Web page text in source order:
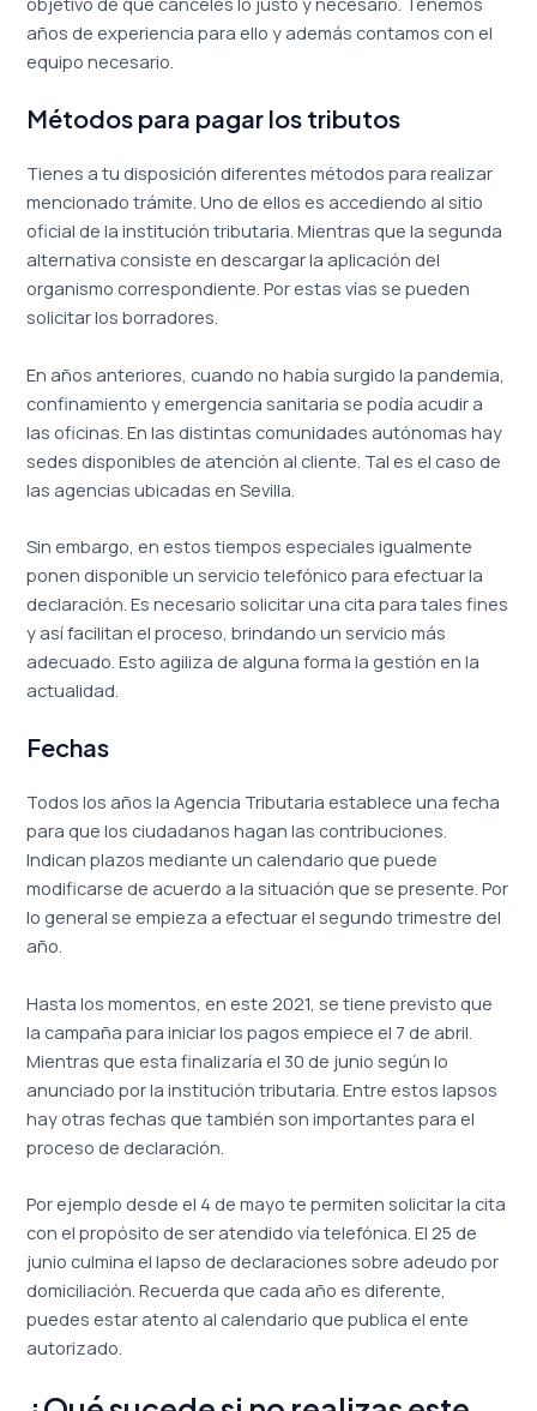
años de experiencia para ello y además contamos con el
equipo necesario.
Métodos para pagar los tributos
Tienes a tu disposición diferentes métodos para realizar
mencionado trámite. Uno de ellos es accediendo al sitio
oficial de la institución tributaria. Mientras que la segunda
alternativa consiste en descargar la aplicación del
organismo correspondiente. Por estas vías se pueden
solicitar los borradores.
En años anteriores, cuando no había surgido la pandemia,
confinamiento y emergencia sanitaria se podía acudir a
las oficinas. En las distintas comunidades autónomas hay
sedes disponibles de atención al cliente. Tal es el caso de
las agencias ubicadas en Sevilla.
Sin embargo, en estos tiempos especiales igualmente
ponen disponible un servicio telefónico para efectuar la
declaración. Es necesario solicitar una cita para tales fines
y así facilitan el proceso, brindando un servicio más
adecuado. Esto agiliza de alguna forma la gestión en la
actualidad.
Fechas
Todos los años la Agencia Tributaria establece una fecha
para que los ciudadanos hagan las contribuciones.
Indican plazos mediante un calendario que puede
modificarse de acuerdo a la situación que se presente. Por
lo general se empieza a efectuar el segundo trimestre del
año.
Hasta los momentos, en este 2021, se tiene previsto que
la campaña para iniciar los pagos empiece el 7 de abril.
Mientras que esta finalizaría el 30 de junio según lo
anunciado por la institución tributaria. Entre estos lapsos
hay otras fechas que también son importantes para el
proceso de declaración.
Por ejemplo desde el 4 de mayo te permiten solicitar la cita
con el propósito de ser atendido vía telefónica. El 25 de
junio culmina el lapso de declaraciones sobre adeudo por
domiciliación. Recuerda que cada año es diferente,
puedes estar atento al calendario que publica el ente
autorizado.